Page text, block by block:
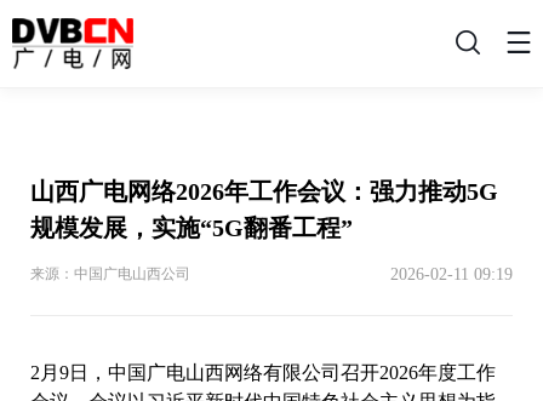
搜
山西广电网络2026年工作会议：强力推动5G
规模发展，实施“5G翻番工程”
来源：中国广电山西公司 2026-02-11 09:19
2月9日，中国广电山西网络有限公司召开2026年度工作